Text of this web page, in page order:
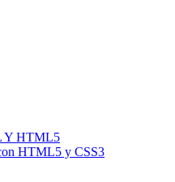
Y HTML5
HTML5 y CSS3